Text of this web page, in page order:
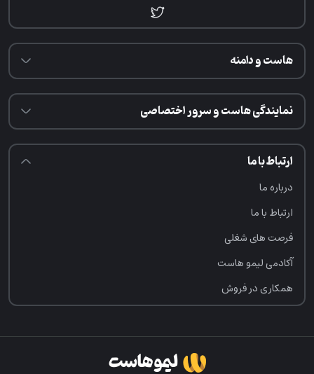
هاست و دامنه
نمایندگی هاست و سرور اختصاصی
ارتباط با ما
درباره ما
ارتباط با ما
فرصت‌ های شغلی
آکادمی لیمو هاست
همکاری در فروش